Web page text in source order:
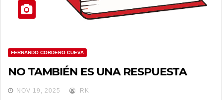
FERNANDO CORDERO CUEVA
NO TAMBIÉN ES UNA RESPUESTA
NOV 19, 2025 RK